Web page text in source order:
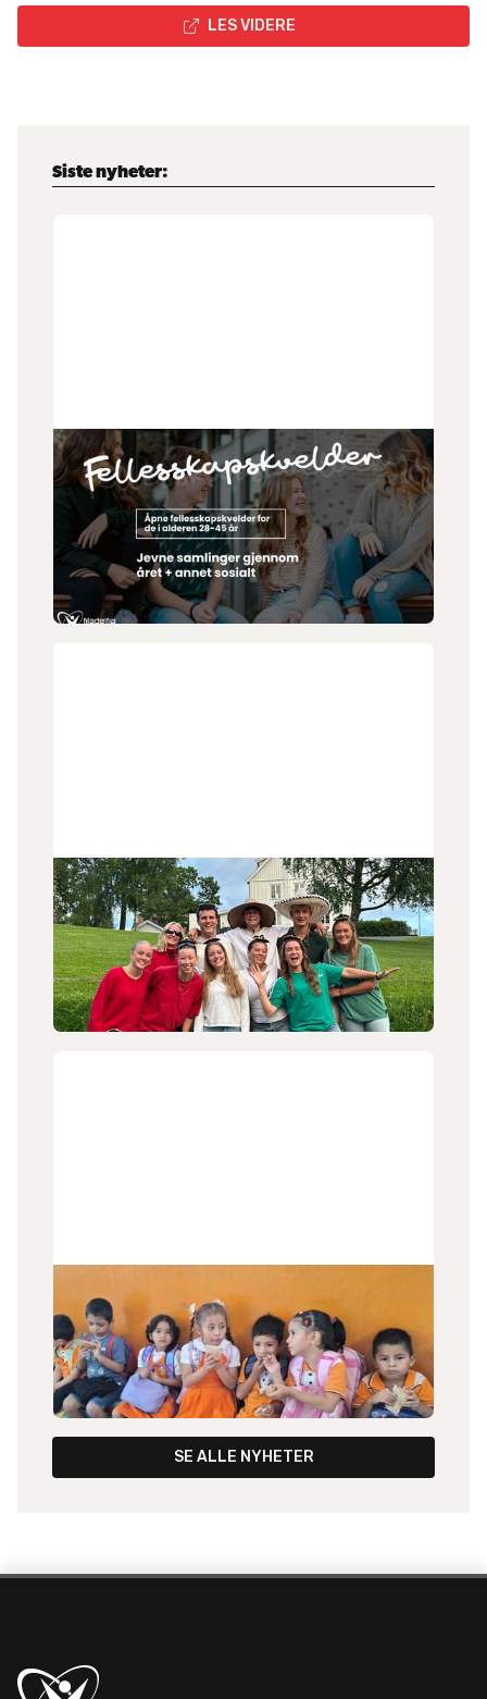
 LES VIDERE
Siste nyheter:
1 .7.2026
Fellesskapskveld 28-45
Er du i alderen 28-45 år? Fellesskapskveld
arrangerer månedlige treff og andre spontane
happenings. Vi er blitt en god gjeng og har plass til
flere!
30. 6.2026
Tilbake i Norge igjen
Emilie Daland (22) og teamet hun har ledet i
Mexico er nå tilbake i Norge eller sine forskjellige
hjemland etter avsluttet tjeneste.
6 2026
Nytt fra Peru
Liv Haug har sendt et nytt brev, både fra henne
selv - og med nytt fra misjonsmarken i Peru.
SE ALLE NYHETER